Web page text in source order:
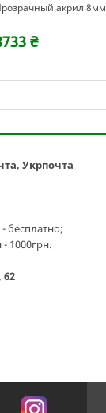
акрил 8мм
₴
Укрпочта
бесплатно;
1000грн.